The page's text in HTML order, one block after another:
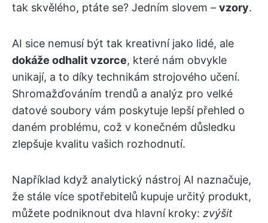
tak skvělého, ptáte se? Jedním slovem – vzory.
AI sice nemusí být tak kreativní jako lidé, ale
dokáže odhalit vzorce, které nám obvykle
unikají, a to díky technikám strojového učení.
Shromažďováním trendů a analýz pro velké
datové soubory vám poskytuje lepší přehled o
daném problému, což v konečném důsledku
zlepšuje kvalitu vašich rozhodnutí.
Například když analytický nástroj AI naznačuje,
že stále více spotřebitelů kupuje určitý produkt,
můžete podniknout dva hlavní kroky: zvýšit